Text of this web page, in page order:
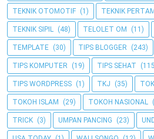
TEKNIK OTOMOTIF (1) TEKNIK
TEKNIK SIPIL (48) TELOLET OM (11)
TEMPLATE (30) TIPS BLOGGER (243)
TIPS KOMPUTER (19) TIPS SEHAT
TIPS WORDPRESS (1) TKJ (35)
TOKOH ISLAM (29) TOKOH NASIONAL
TRICK (3) UMPAN PANCING (23)